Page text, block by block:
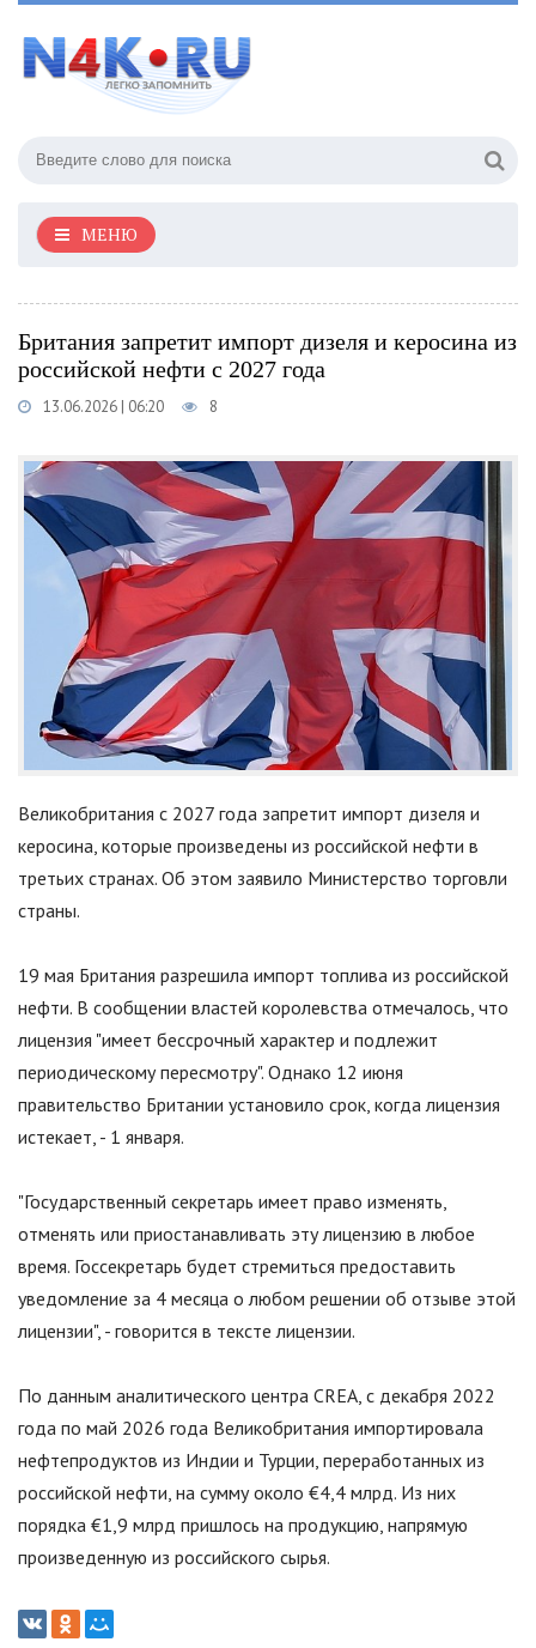
МЕНЮ
Британия запретит импорт дизеля и керосина из
российской нефти с 2027 года
13.06.2026 | 06:20 8
Великобритания с 2027 года запретит импорт дизеля и
керосина, которые произведены из российской нефти в
третьих странах. Об этом заявило Министерство торговли
страны.
19 мая Британия разрешила импорт топлива из российской
нефти. В сообщении властей королевства отмечалось, что
лицензия "имеет бессрочный характер и подлежит
периодическому пересмотру". Однако 12 июня
правительство Британии установило срок, когда лицензия
истекает, - 1 января.
"Государственный секретарь имеет право изменять,
отменять или приостанавливать эту лицензию в любое
время. Госсекретарь будет стремиться предоставить
уведомление за 4 месяца о любом решении об отзыве этой
лицензии", - говорится в тексте лицензии.
По данным аналитического центра CREA, с декабря 2022
года по май 2026 года Великобритания импортировала
нефтепродуктов из Индии и Турции, переработанных из
российской нефти, на сумму около €4,4 млрд. Из них
порядка €1,9 млрд пришлось на продукцию, напрямую
произведенную из российского сырья.